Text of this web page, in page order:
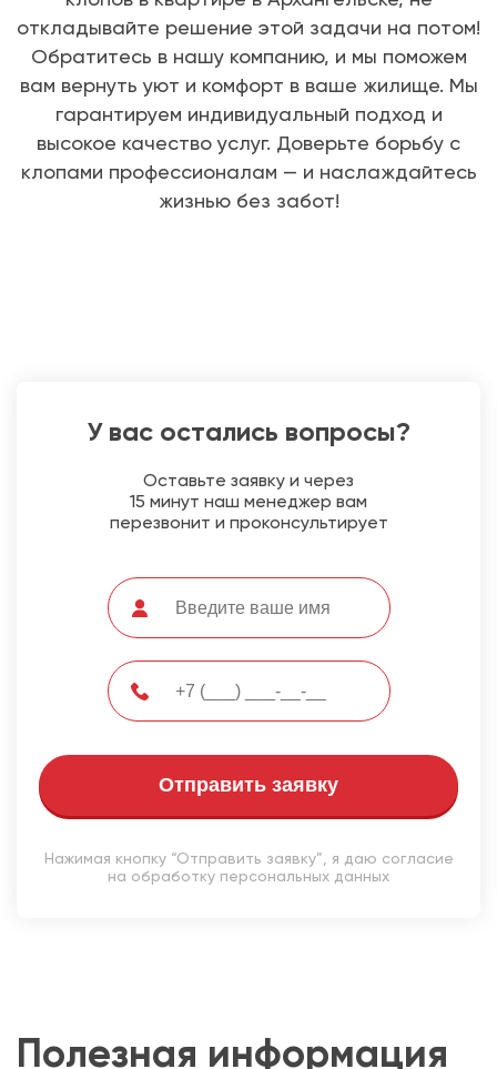
откладывайте решение этой задачи на потом!
Обратитесь в нашу компанию, и мы поможем
вам вернуть уют и комфорт в ваше жилище. Мы
гарантируем индивидуальный подход и
высокое качество услуг. Доверьте борьбу с
клопами профессионалам — и наслаждайтесь
жизнью без забот!
У вас остались вопросы?
Оставьте заявку и через
15 минут наш менеджер вам
перезвонит и проконсультирует
Отправить заявку
Нажимая кнопку “Отправить заявку”, я даю согласие
на обработку персональных данных
Полезная информация